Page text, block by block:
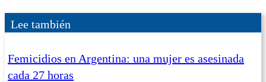
Lee también
Femicidios en Argentina: una mujer es asesinada
cada 27 horas